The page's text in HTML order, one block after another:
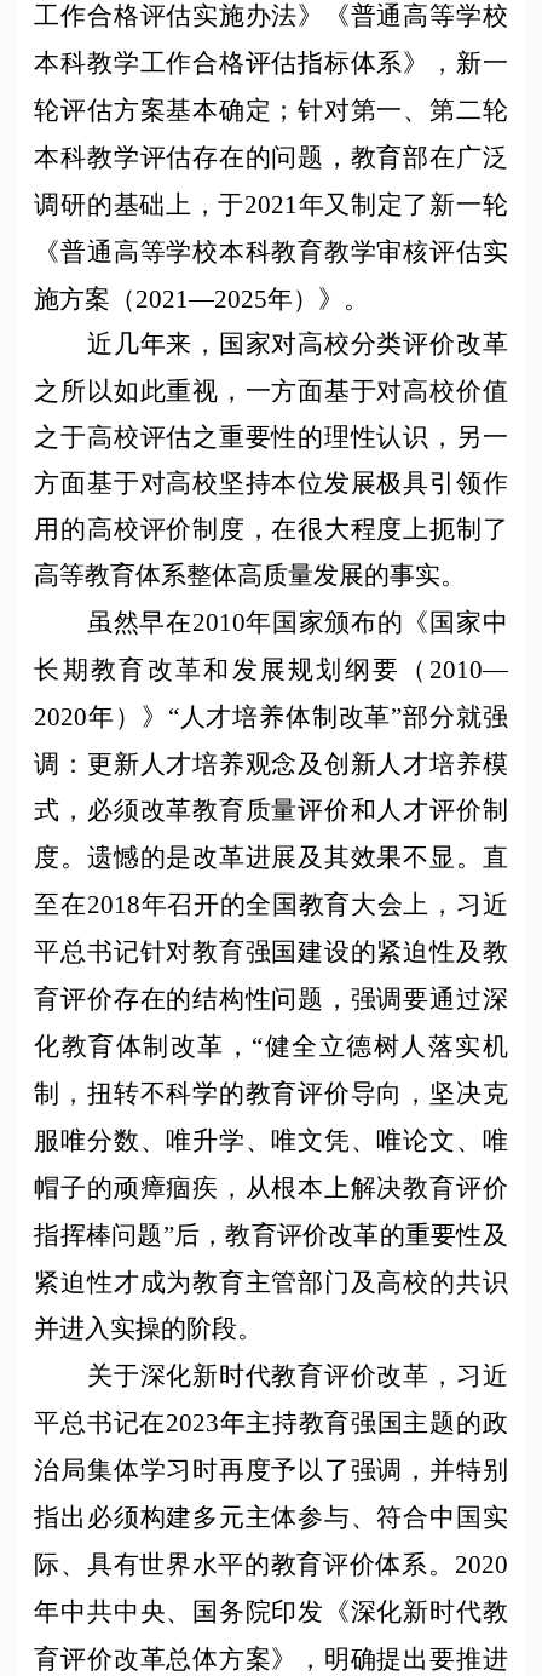
工作合格评估实施办法》《普通高等学校
本科教学工作合格评估指标体系》，新一
轮评估方案基本确定；针对第一、第二轮
本科教学评估存在的问题，教育部在广泛
调研的基础上，于2021年又制定了新一轮
《普通高等学校本科教育教学审核评估实
施方案（2021—2025年）》。
近几年来，国家对高校分类评价改革
之所以如此重视，一方面基于对高校价值
之于高校评估之重要性的理性认识，另一
方面基于对高校坚持本位发展极具引领作
用的高校评价制度，在很大程度上扼制了
高等教育体系整体高质量发展的事实。
虽然早在2010年国家颁布的《国家中
长期教育改革和发展规划纲要（2010—
2020年）》“人才培养体制改革”部分就强
调：更新人才培养观念及创新人才培养模
式，必须改革教育质量评价和人才评价制
度。遗憾的是改革进展及其效果不显。直
至在2018年召开的全国教育大会上，习近
平总书记针对教育强国建设的紧迫性及教
育评价存在的结构性问题，强调要通过深
化教育体制改革，“健全立德树人落实机
制，扭转不科学的教育评价导向，坚决克
服唯分数、唯升学、唯文凭、唯论文、唯
帽子的顽瘴痼疾，从根本上解决教育评价
指挥棒问题”后，教育评价改革的重要性及
紧迫性才成为教育主管部门及高校的共识
并进入实操的阶段。
关于深化新时代教育评价改革，习近
平总书记在2023年主持教育强国主题的政
治局集体学习时再度予以了强调，并特别
指出必须构建多元主体参与、符合中国实
际、具有世界水平的教育评价体系。2020
年中共中央、国务院印发《深化新时代教
育评价改革总体方案》，明确提出要推进